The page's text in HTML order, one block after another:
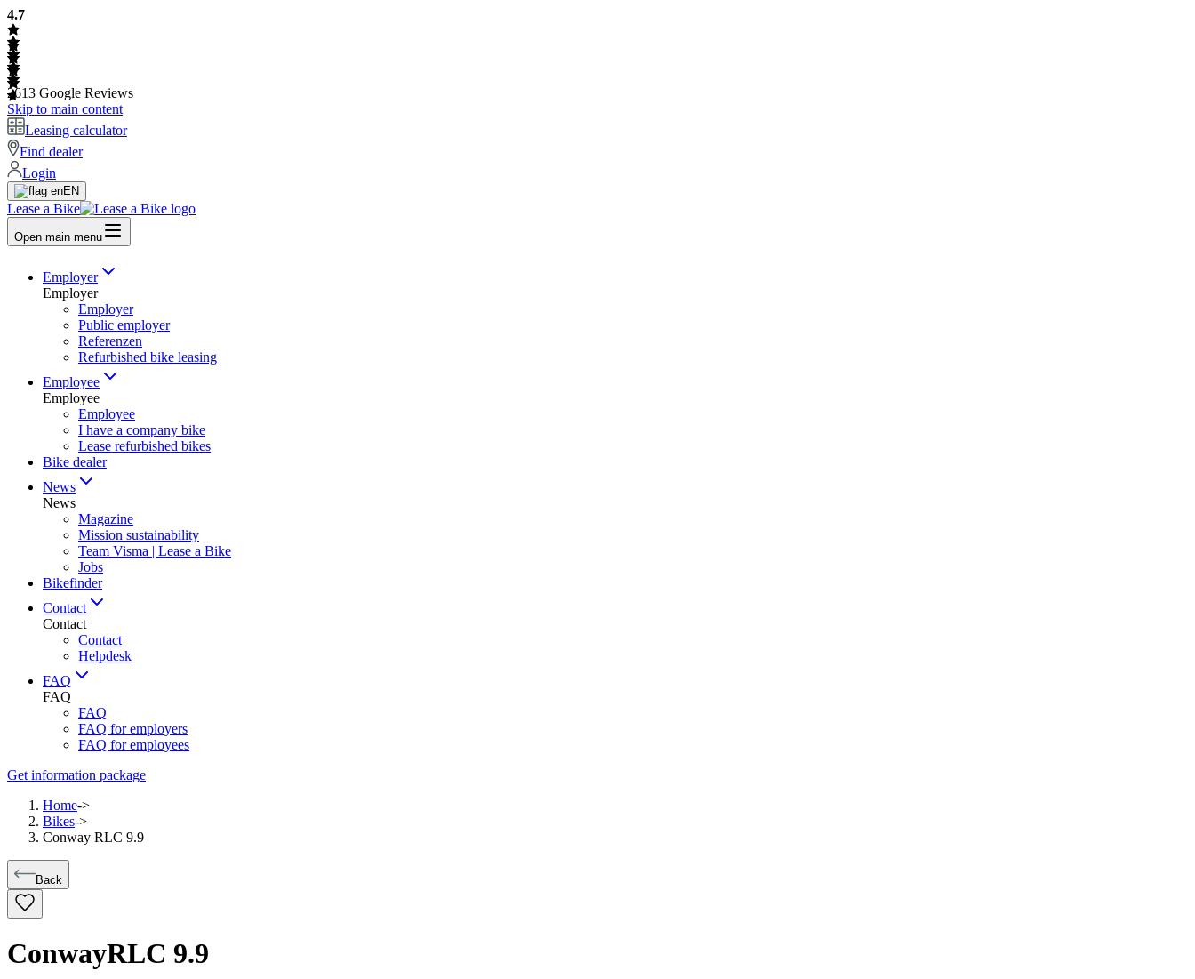
4.7
2613 Google Reviews
Skip to main content
Leasing calculator
Find dealer
Login
EN
Lease a Bike
Open main menu
Employer
Employer
Employer
Public employer
Referenzen
Refurbished bike leasing
Employee
Employee
Employee
I have a company bike
Lease refurbished bikes
Bike dealer
News
News
Magazine
Mission sustainability
Team Visma | Lease a Bike
Jobs
Bikefinder
Contact
Contact
Contact
Helpdesk
FAQ
FAQ
FAQ
FAQ for employers
FAQ for employees
Get information package
Home->
Bikes->
Conway RLC 9.9
Back
ConwayRLC 9.9